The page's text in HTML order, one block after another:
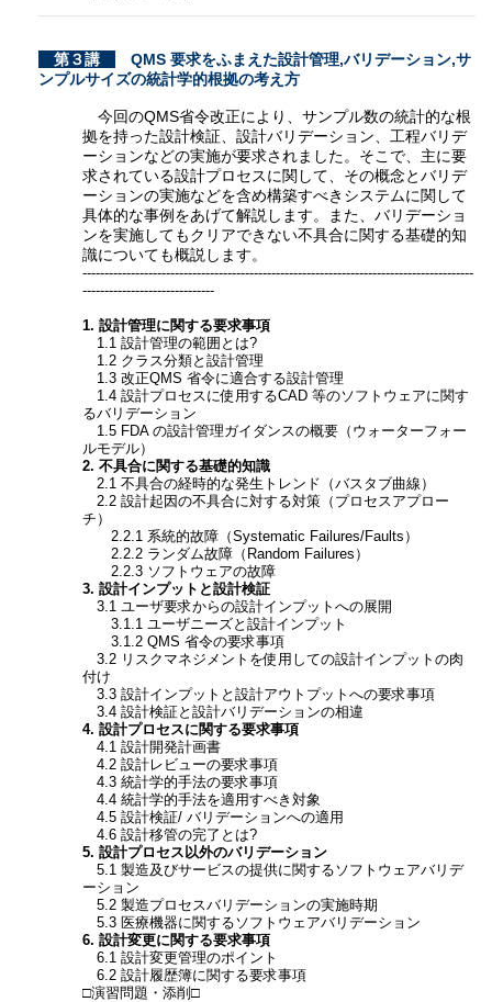
第３講
QMS 要求をふまえた設計管理,バリデーション,サ
ンプルサイズの統計学的根拠の考え方
今回のQMS省令改正により、サンプル数の統計的な根
拠を持った設計検証、設計バリデーション、工程バリデ
ーションなどの実施が要求されました。そこで、主に要
求されている設計プロセスに関して、その概念とバリデ
ーションの実施などを含め構築すべきシステムに関して
具体的な事例をあげて解説します。また、バリデーショ
ンを実施してもクリアできない不具合に関する基礎的知
識についても概説します。
-----------------------------------------------------------------------------------------
------------------------------
1. 設計管理に関する要求事項
1.1 設計管理の範囲とは?
1.2 クラス分類と設計管理
1.3 改正QMS 省令に適合する設計管理
1.4 設計プロセスに使用するCAD 等のソフトウェアに関す
るバリデーション
1.5 FDA の設計管理ガイダンスの概要（ウォーターフォー
ルモデル）
2. 不具合に関する基礎的知識
2.1 不具合の経時的な発生トレンド（バスタブ曲線）
2.2 設計起因の不具合に対する対策（プロセスアプロー
チ）
2.2.1 系統的故障（Systematic Failures/Faults）
2.2.2 ランダム故障（Random Failures）
2.2.3 ソフトウェアの故障
3. 設計インプットと設計検証
3.1 ユーザ要求からの設計インプットへの展開
3.1.1 ユーザニーズと設計インプット
3.1.2 QMS 省令の要求事項
3.2 リスクマネジメントを使用しての設計インプットの肉
付け
3.3 設計インプットと設計アウトプットへの要求事項
3.4 設計検証と設計バリデーションの相違
4. 設計プロセスに関する要求事項
4.1 設計開発計画書
4.2 設計レビューの要求事項
4.3 統計学的手法の要求事項
4.4 統計学的手法を適用すべき対象
4.5 設計検証/ バリデーションへの適用
4.6 設計移管の完了とは?
5. 設計プロセス以外のバリデーション
5.1 製造及びサービスの提供に関するソフトウェアバリデ
ーション
5.2 製造プロセスバリデーションの実施時期
5.3 医療機器に関するソフトウェアバリデーション
6. 設計変更に関する要求事項
6.1 設計変更管理のポイント
6.2 設計履歴簿に関する要求事項
□演習問題・添削□